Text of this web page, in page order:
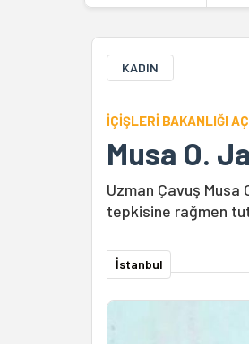
KADIN
İÇİŞLERİ BAKANLIĞI
Musa O.
Uzman Çavuş Musa
tepkisine rağmen
İstanbul